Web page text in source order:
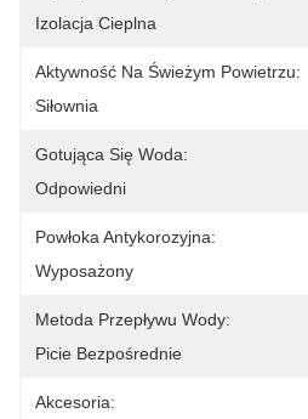
Izolacja Cieplna
Aktywność Na Świeżym Powietrzu:
Siłownia
Gotująca Się Woda:
Odpowiedni
Powłoka Antykorozyjna:
Wyposażony
Metoda Przepływu Wody:
Picie Bezpośrednie
Akcesoria: